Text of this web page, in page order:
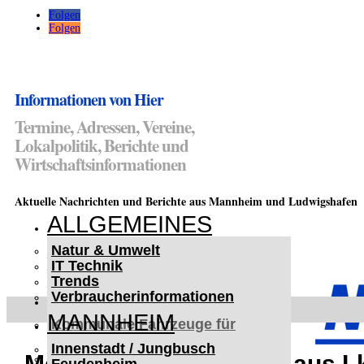
Folgen
Folgen
Informationen von Hier
Termine, Adressen, Vereine,
Lokalpolitik, Berichte und
Wirtschaftsinformationen
Aktuelle Nachrichten und Berichte aus Mannheim und Ludwigshafen
ALLGEMEINES
Natur & Umwelt
IT Technik
Trends
Verbraucherinformationen
MANNHEIM
Innenstadt / Jungbusch
< UKRAINE >
Kommunale Fahrzeuge für
Czernowitz
Nutzfahrzeuge für Czernowitz